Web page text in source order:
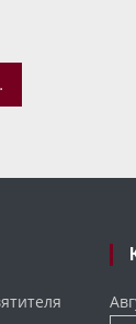
С ОБЩЕСТВОМ И СМИ